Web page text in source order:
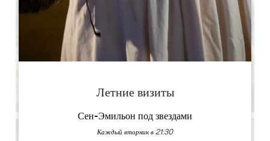
Летние визиты
Сен-Эмильон под звездами
Каждый вторник в 21:30